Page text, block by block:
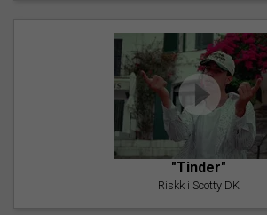
"Tinder"
Riskk i Scotty DK